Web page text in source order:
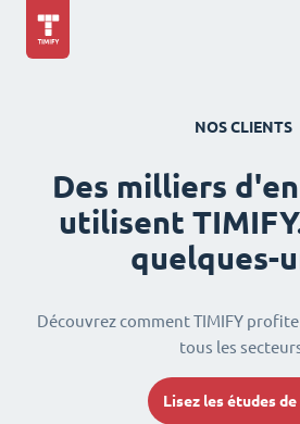
NOS CLIENTS
Des milliers
utilisent
quelques-
Découvrez comment TIMIFY
tous les
Lisez les études de